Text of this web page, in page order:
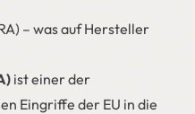
– was auf Hersteller
ist einer der
Eingriffe der EU in die